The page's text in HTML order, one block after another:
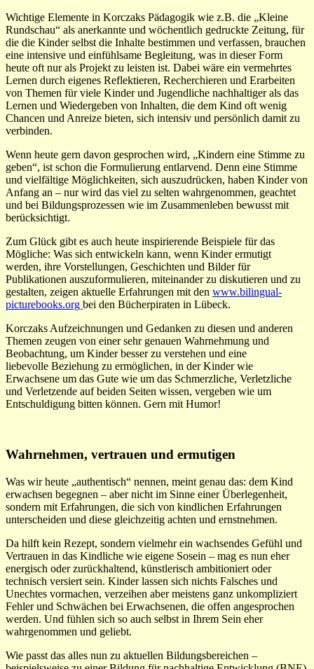
Wichtige Elemente in Korczaks Pädagogik wie z.B. die „Kleine
Rundschau“ als anerkannte und wöchentlich gedruckte Zeitung, für
die die Kinder selbst die Inhalte bestimmen und verfassen, brauchen
eine intensive und einfühlsame Begleitung, was in dieser Form
heute oft nur als Projekt zu leisten ist. Dabei wäre ein vermehrtes
Lernen durch eigenes Reflektieren, Recherchieren und Erarbeiten
von Themen für viele Kinder und Jugendliche nachhaltiger als das
Lernen und Wiedergeben von Inhalten, die dem Kind oft wenig
Chancen und Anreize bieten, sich intensiv und persönlich damit zu
verbinden.
Wenn heute gern davon gesprochen wird, „Kindern eine Stimme zu
geben“, ist schon die Formulierung entlarvend. Denn eine Stimme
und vielfältige Möglichkeiten, sich auszudrücken, haben Kinder von
Anfang an – nur wird das viel zu selten wahrgenommen, geachtet
und bei Bildungsprozessen wie im Zusammenleben bewusst mit
berücksichtigt.
Zum Glück gibt es auch heute inspirierende Beispiele für das
Mögliche: Was sich entwickeln kann, wenn Kinder ermutigt
werden, ihre Vorstellungen, Geschichten und Bilder für
Publikationen auszuformulieren, miteinander zu diskutieren und zu
gestalten, zeigen aktuelle Erfahrungen mit den www.bilingual-
picturebooks.org bei den Bücherpiraten in Lübeck.
Korczaks Aufzeichnungen und Gedanken zu diesen und anderen
Themen zeugen von einer sehr genauen Wahrnehmung und
Beobachtung, um Kinder besser zu verstehen und eine
liebevolle Beziehung zu ermöglichen, in der Kinder wie
Erwachsene um das Gute wie um das Schmerzliche, Verletzliche
und Verletzende auf beiden Seiten wissen, vergeben wie um
Entschuldigung bitten können. Gern mit Humor!
Wahrnehmen, vertrauen und ermutigen
Was wir heute „authentisch“ nennen, meint genau das: dem Kind
erwachsen begegnen – aber nicht im Sinne einer Überlegenheit,
sondern mit Erfahrungen, die sich von kindlichen Erfahrungen
unterscheiden und diese gleichzeitig achten und ernstnehmen.
Da hilft kein Rezept, sondern vielmehr ein wachsendes Gefühl und
Vertrauen in das Kindliche wie eigene Sosein – mag es nun eher
energisch oder zurückhaltend, künstlerisch ambitioniert oder
technisch versiert sein. Kinder lassen sich nichts Falsches und
Unechtes vormachen, verzeihen aber meistens ganz unkompliziert
Fehler und Schwächen bei Erwachsenen, die offen angesprochen
werden. Und fühlen sich so auch selbst in Ihrem Sein eher
wahrgenommen und geliebt.
Wie passt das alles nun zu aktuellen Bildungsbereichen –